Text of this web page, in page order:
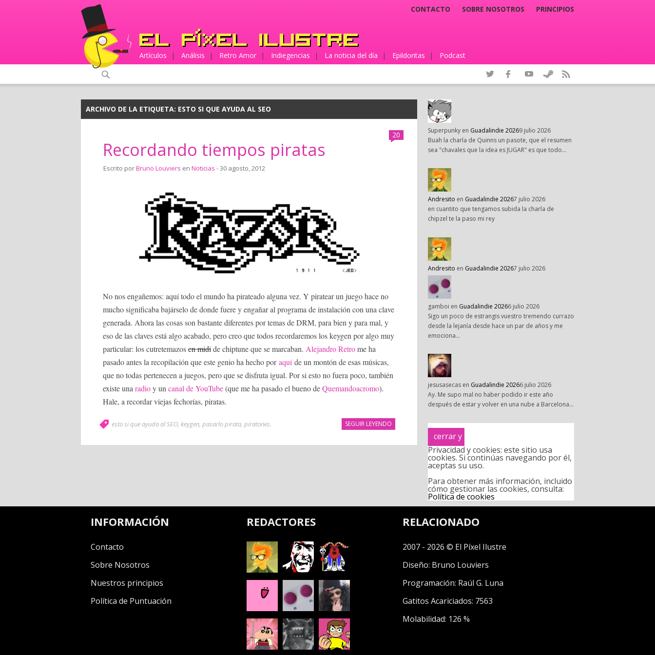
CONTACTO SOBRE NOSOTROS PRINCIPIOS
Artículos | Análisis | Retro Amor | Indiegencias | La noticia del día | Epildoritas | Podcast
ARCHIVO DE LA ETIQUETA: ESTO SI QUE AYUDA AL SEO
20
Recordando tiempos piratas
Escrito porBruno Louviers en Noticias - 30 agosto, 2012
No nos engañemos: aquí todo el mundo ha pirateado alguna vez. Y piratear un juego hace no
mucho significaba bajárselo de donde fuere y engañar al programa de instalación con una clave
generada. Ahora las cosas son bastante diferentes por temas de DRM, para bien y para mal, y
eso de las claves está algo acabado, pero creo que todos recordaremos los keygen por algo muy
particular: los cutretemazosen midide chiptune que se marcaban. Alejandro Retrome ha
pasado antes la recopilación que este genio ha hecho poraquíde un montón de esas músicas,
que no todas pertenecen a juegos, pero que se disfruta igual. Por si esto no fuera poco, también
existe unaradioy uncanal de YouTube(que me ha pasado el bueno deQuemandoacromo).
Hale, a recordar viejas fechorías, piratas.
SEGUIR LEYENDO
esto si que ayuda al SEO, keygen, pasarlo pirata, piratones.
Superpunky en Guadalindie 20269 julio 2026
Buah la charla de Quinns un pasote, que el resumen
sea "chavales que la idea es JUGAR" es que todo…
Andresito en Guadalindie 20267 julio 2026
en cuantito que tengamos subida la charla de
chipzel te la paso mi rey
Andresito en Guadalindie 20267 julio 2026
gamboi en Guadalindie 20266 julio 2026
Sigo un poco de estrangis vuestro tremendo currazo
desde la lejanía desde hace un par de años y me
emociona…
jesusasecas en Guadalindie 20266 julio 2026
Ay. Me supo mal no haber podido ir este año
después de estar y volver en una nube a Barcelona…
Privacidad y cookies: este sitio usa
cookies. Si continúas navegando por él,
aceptas su uso.
Para obtener más información, incluido
cómo gestionar las cookies, consulta:
Política de cookies
INFORMACIÓN
Contacto
Sobre Nosotros
Nuestros principios
Política de Puntuación
REDACTORES RELACIONADO
2007 - 2026 © El Píxel Ilustre
Diseño: Bruno Louviers
Programación: Raúl G. Luna
Gatitos Acariciados: 7563
Molabilidad: 126 %